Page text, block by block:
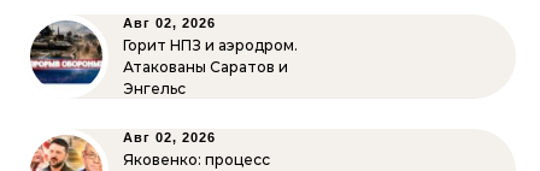
Авг 02, 2026
Горит НПЗ и аэродром.
Атакованы Саратов и
Энгельс
Авг 02, 2026
Яковенко: процесс